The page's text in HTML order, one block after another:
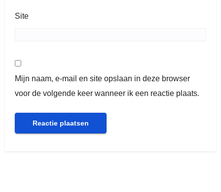
Site
Mijn naam, e-mail en site opslaan in deze browser
voor de volgende keer wanneer ik een reactie plaats.